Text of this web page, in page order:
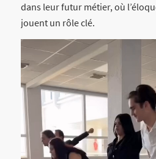
dans leur futur métier, où
jouent un rôle clé.